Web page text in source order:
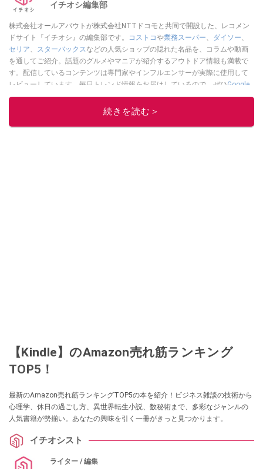
イチオシ編集部
株式会社オールアバウトが株式会社NTTドコモと共同で開設した、レコメン
ドサイト『イチオシ』の編集部です。
コストコや業務スーパー ダイソー
セリア
スターバックス などの人気ショップの隠れた名品を、コラムや動画
を通してご紹介。話題のグルメやマニアが紹介するアウトドア情報も満載で
す。配信しているコンテンツは専門家やインフルエンサーが実際に使用して
レビューしています。毎日トレンド情報をお届けしているので、ぜひGoogle
ニュースでフォローしてください！
このイチオシストの他の記事を読む
続きを読む＞
【Kindle】のAmazon売れ筋ランキング
TOP5！
最新のAmazon売れ筋ランキングTOP5の本を紹介！ビジネス雑談の技術から
心理学、休日の過ごし方、異世界転生小説、数秘術まで、多彩なジャンルの
人気書籍が勢揃い。あなたの興味を引く一冊がきっと見つかります。
イチオシスト
ライター / 編集